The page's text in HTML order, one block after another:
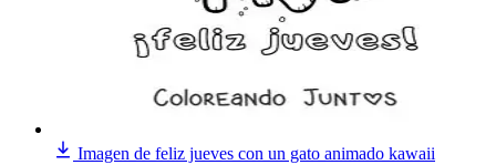
Imagen de feliz jueves con un gato animado kawaii